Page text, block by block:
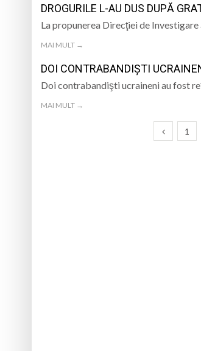
DROGURILE L-AU DUS DUPĂ
La propunerea Direcţiei de
MAI MULT →
DOI CONTRABANDIȘTI
Doi contrabandişti ucraineni au fost
MAI MULT →
1